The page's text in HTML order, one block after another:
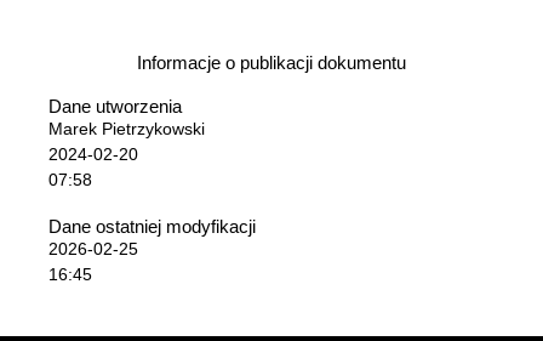
Informacje o publikacji dokumentu
Dane utworzenia
Marek Pietrzykowski
2024-02-20
07:58
Dane ostatniej modyfikacji
2026-02-25
16:45